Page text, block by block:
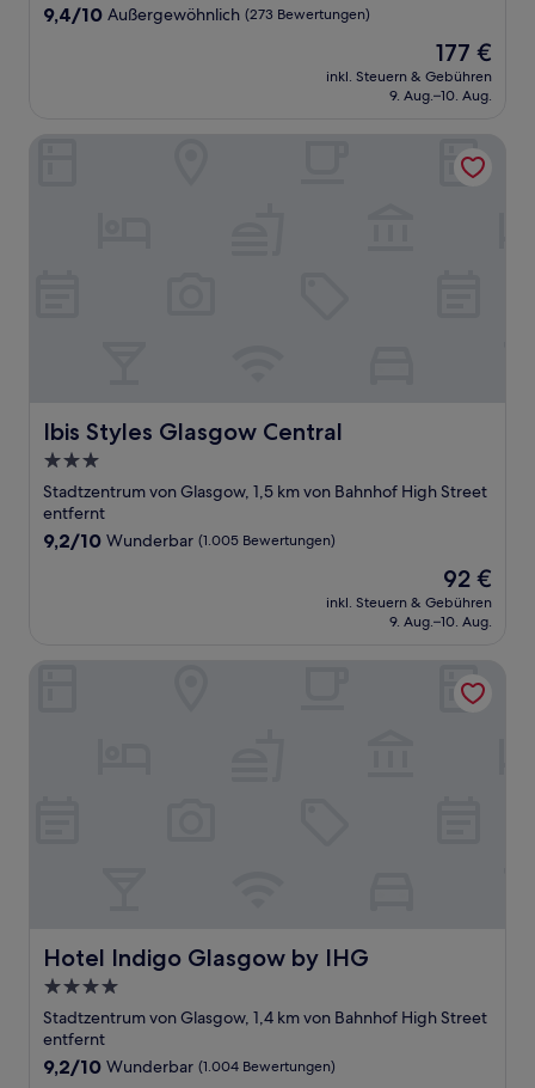
Unterkunft
9.4
9,4/10 Außergewöhnlich (273 Bewertungen)
Der
Preis
beträgt
177 €
inkl. Steuern & Gebühren
9. Aug.–10. Aug.
Ibis Styles Glasgow Central
Ibis Styles Glasgow Central
3.0-
Sterne-
Unterkunft
Stadtzentrum von Glasgow, 1,5 km von Bahnhof High Street
entfernt
9.2
9,2/10 Wunderbar (1.005 Bewertungen)
Der
Preis
beträgt
92 €
inkl. Steuern & Gebühren
9. Aug.–10. Aug.
Hotel Indigo Glasgow by IHG
Hotel Indigo Glasgow by IHG
4.0-
Sterne-
Unterkunft
Stadtzentrum von Glasgow, 1,4 km von Bahnhof High Street
entfernt
9.2
9,2/10 Wunderbar (1.004 Bewertungen)